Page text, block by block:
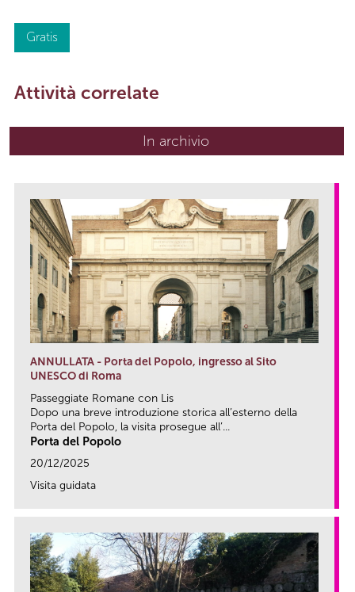
Gratis
Attività correlate
In archivio
ANNULLATA - Porta del Popolo, ingresso al Sito
UNESCO di Roma
Passeggiate Romane con Lis
Dopo una breve introduzione storica all’esterno della
Porta del Popolo, la visita prosegue all’...
Porta del Popolo
20/12/2025
Visita guidata